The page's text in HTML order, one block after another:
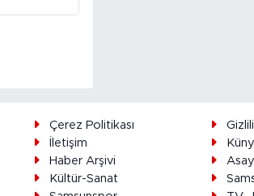
Çerez Politikası
İletişim
Haber Arşivi
Kültür-Sanat